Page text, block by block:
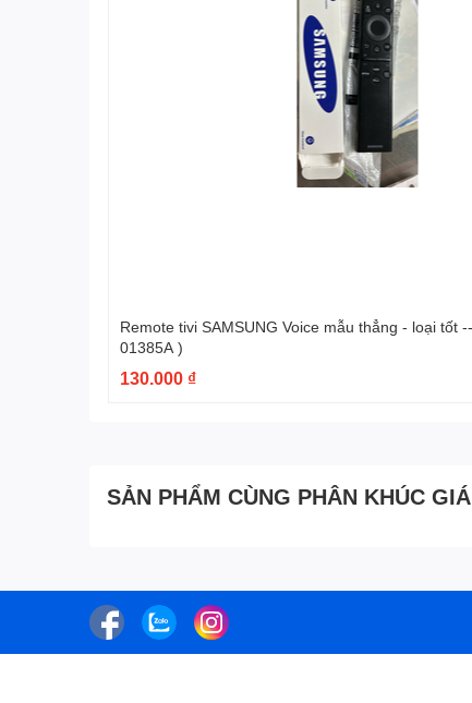
Remote tivi SAMSUNG Voice mẫu thẳng - loại tốt --- có hộp ( BN59-
01385A )
130.000 ₫
SẢN PHẨM CÙNG PHÂN KHÚC GIÁ